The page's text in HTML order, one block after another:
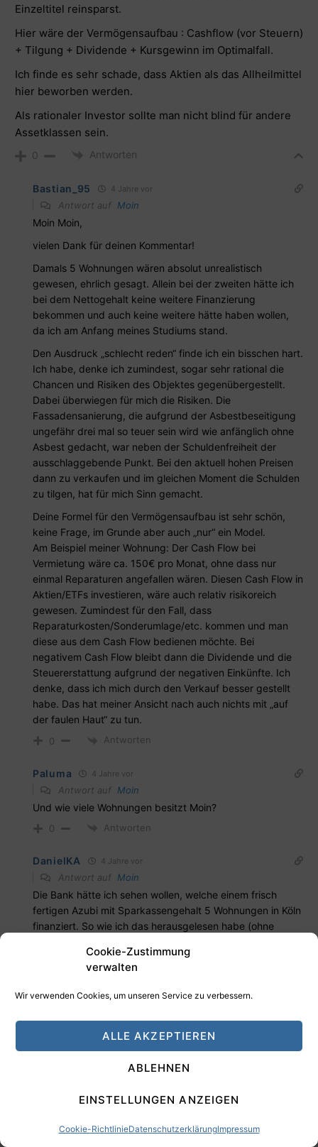
Cookie-Zustimmung
verwalten
Wir verwenden Cookies, um unseren Service zu verbessern.
ALLE AKZEPTIEREN
ABLEHNEN
EINSTELLUNGEN ANZEIGEN
Cookie-RichtlinieDatenschutzerklärungImpressum
Einzeltitel reinsparst.
Hier wäre der Vermögensaufbau : Cashflow (vor Steuern)
+ Tilgung + Dividende + Kursgewinn im Optimalfall.
Ich finde es sehr schade, dass Aktien als das Allheilmittel
hier beworben werden.
Als rationaler Investor sollte man nicht blind für andere
Assetklassen sein.
0 Antworten
Bastian_95 4 Jahre vor
Antwort auf Moin
Moin Moin,
vielen Dank für deinen Kommentar!
Damals 5 Wohnungen wären absolut unrealistisch
gewesen, ehrlich gesagt. Allein bei der zweiten hätte ich
bei dem Nettogehalt keine weitere Finanzierung
bekommen und auch keine weitere hätte haben wollen,
da ich am Anfang meines Studiums stand.
Den Ausdruck „schlecht reden“ finde ich ein bisschen hart.
Ich habe, denke ich zumindest, sogar sehr rational die
Chancen und Risiken des Objektes gegenübergestellt.
Dabei überwiegen für mich die Risiken. Die
Fassadensanierung, die aufgrund der Asbestbeseitigung
ungefähr drei mal so teuer sein wird wie anfänglich ohne
Asbest gedacht, war neben der Schuldenfreiheit der
ausschlaggebende Punkt. Bei den aktuell hohen Preisen
dann zu verkaufen und im gleichen Moment die Schulden
zu tilgen, hat für mich Sinn gemacht.
Deine Formel für den Vermögensaufbau ist sehr schön,
keine Frage, im Grunde aber auch „nur“ ein Model.
Am Beispiel meiner Wohnung: Der Cash Flow bei
Vermietung wäre ca. 150€ pro Monat, ohne dass nur
einmal Reparaturen angefallen wären. Diesen Cash Flow in
Aktien/ETFs investieren, wäre auch relativ risikoreich
gewesen. Zumindest für den Fall, dass
Reparaturkosten/Sonderumlage/etc. kommen und man
diese aus dem Cash Flow bedienen möchte. Bei
negativem Cash Flow bleibt dann die Dividende und die
Steuererstattung aufgrund der negativen Einkünfte. Ich
denke, dass ich mich durch den Verkauf besser gestellt
habe. Das hat meiner Ansicht nach auch nichts mit „auf
der faulen Haut“ zu tun.
0 Antworten
Paluma 4 Jahre vor
Antwort auf Moin
Und wie viele Wohnungen besitzt Moin?
0 Antworten
DanielKA 4 Jahre vor
Antwort auf Moin
Die Bank hätte ich sehen wollen, welche einem frisch
fertigen Azubi mit Sparkassengehalt 5 Wohnungen in Köln
finanziert. So wie ich das herausgelesen habe (ohne